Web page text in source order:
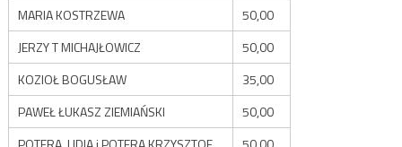
MARIA KOSTRZEWA
50,00
JERZY T MICHAJŁOWICZ
50,00
KOZIOŁ BOGUSŁAW
35,00
PAWEŁ ŁUKASZ ZIEMIAŃSKI
50,00